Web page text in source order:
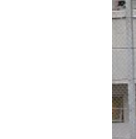
WEC